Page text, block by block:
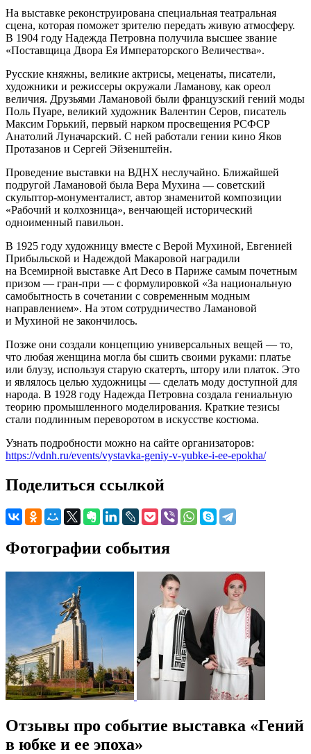
На выставке реконструирована специальная театральная
сцена, которая поможет зрителю передать живую атмосферу.
В 1904 году Надежда Петровна получила высшее звание
«Поставщица Двора Ея Императорского Величества».
Русские княжны, великие актрисы, меценаты, писатели,
художники и режиссеры окружали Ламанову, как ореол
величия. Друзьями Ламановой были французский гений моды
Поль Пуаре, великий художник Валентин Серов, писатель
Максим Горький, первый нарком просвещения РСФСР
Анатолий Луначарский. С ней работали гении кино Яков
Протазанов и Сергей Эйзенштейн.
Проведение выставки на ВДНХ неслучайно. Ближайшей
подругой Ламановой была Вера Мухина — советский
скульптор-монументалист, автор знаменитой композиции
«Рабочий и колхозница», венчающей исторический
одноименный павильон.
В 1925 году художницу вместе с Верой Мухиной, Евгенией
Прибыльской и Надеждой Макаровой наградили
на Всемирной выставке Art Deco в Париже самым почетным
призом — гран-при — с формулировкой «За национальную
самобытность в сочетании с современным модным
направлением». На этом сотрудничество Ламановой
и Мухиной не закончилось.
Позже они создали концепцию универсальных вещей — то,
что любая женщина могла бы сшить своими руками: платье
или блузу, используя старую скатерть, штору или платок. Это
и являлось целью художницы — сделать моду доступной для
народа. В 1928 году Надежда Петровна создала гениальную
теорию промышленного моделирования. Краткие тезисы
стали подлинным переворотом в искусстве костюма.
Узнать подробности можно на сайте организаторов:
https://vdnh.ru/events/vystavka-geniy-v-yubke-i-ee-epokha/
Поделиться ссылкой
Фотографии события
Отзывы про событие выставка «Гений
в юбке и ее эпоха»